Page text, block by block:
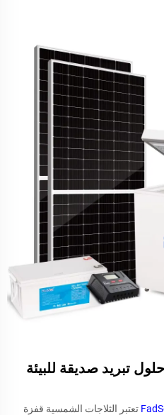
تبريد صديقة للبيئة
تعتبر الثلاجات الشمسية قفزة